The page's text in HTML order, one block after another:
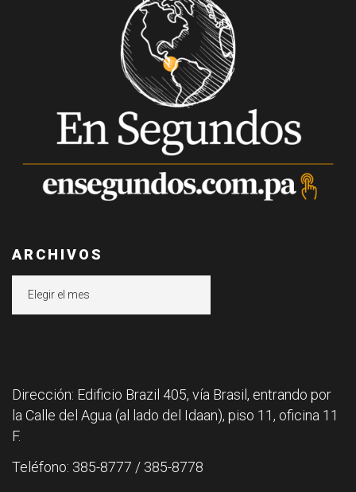
ARCHIVOS
Dirección: Edificio Brazil 405, vía Brasil, entrando por
la Calle del Agua (al lado del Idaan), piso 11, oficina 11
F.
Teléfono: 385-8777 / 385-8778